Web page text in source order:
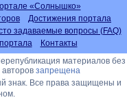
«Солнышко»
Достижения портала
задаваемые вопросы (FAQ)
Контакты
материалов без
авторов запрещена
знак. Все права защищены и